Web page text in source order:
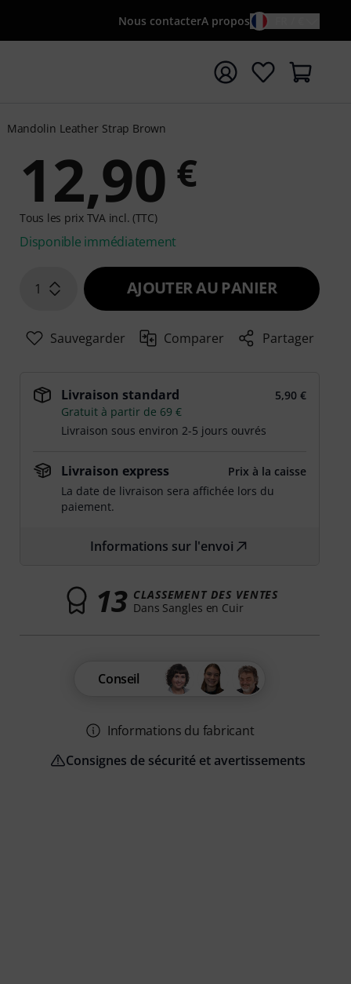
Nous contacterA propos
la recherche avec le terme de recherche
Mandolin Leather Strap Brown
12,90 €
Tous les prix TVA incl. (TTC)
Disponible immédiatement
1 AJOUTER AU PANIER
Sauvegarder Comparer Partager
Livraison standard
5,90 €
Gratuit à partir de 69 €
Livraison sous environ 2-5 jours ouvrés
Livraison express
Prix à la caisse
La date de livraison sera affichée lors du
paiement.
Informations sur l'envoi
13 CLASSEMENT DES VENTES
Dans Sangles en Cuir
Conseil
Informations du fabricant
Consignes de sécurité et avertissements